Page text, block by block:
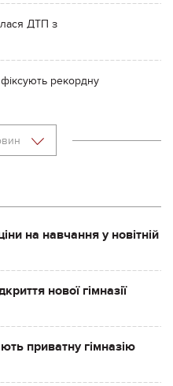
ДТП з
рекордну
на навчання у новітній
нової гімназії
приватну гімназію